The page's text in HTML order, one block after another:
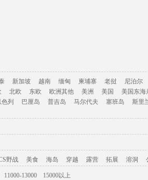
新加坡 越南 缅甸 柬埔寨 老挝 尼泊尔
北欧 东欧 欧洲其他 美洲 美国 美国东海
色列 巴厘岛 普吉岛 马尔代夫 塞班岛 斯里
野战 美食 海岛 穿越 露营 拓展 溶洞
11000-13000
15000以上